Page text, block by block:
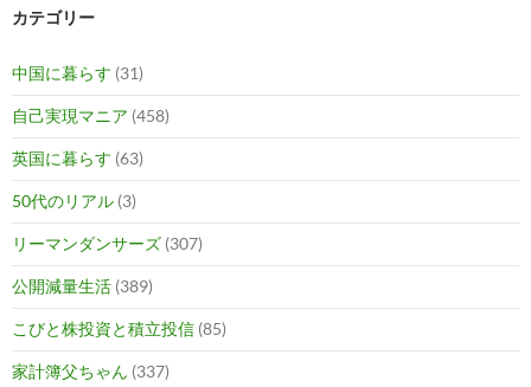
カテゴリー
中国に暮らす (31)
自己実現マニア (458)
英国に暮らす (63)
50代のリアル (3)
リーマンダンサーズ (307)
公開減量生活 (389)
こびと株投資と積立投信 (85)
家計簿父ちゃん (337)